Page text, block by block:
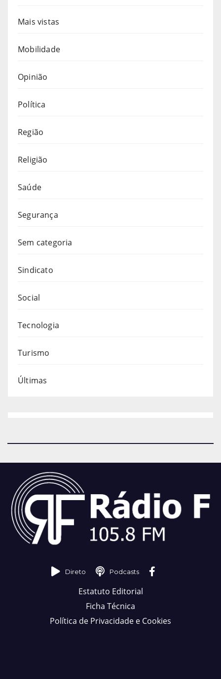
Mais vistas
Mobilidade
Opinião
Política
Região
Religião
Saúde
Segurança
Sem categoria
Sindicato
Social
Tecnologia
Turismo
Últimas
Direto Podcasts
Estatuto Editorial
Ficha Técnica
Política de Privacidade e Cookies